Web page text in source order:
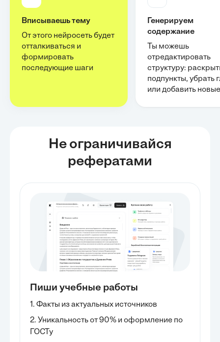
Вписываешь тему
От этого нейросеть будет
отталкиваться и
формировать
последующие шаги
Генерируем
содержание
Ты можешь
отредактировать
структуру:
подпункты, убрать
или добавить новые
Не ограничивайся
рефератами
Пиши учебные работы
1. Факты из актуальных источников
2. Уникальность от 90% и оформление по
ГОСТу